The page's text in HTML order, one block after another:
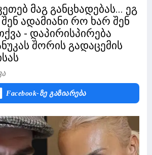
მაგ განცხადებას... ეგ
ადამიანი რო ხარ შენ
- დაპირისპირება
შორის გადაცემის
Facebook-Ზე Გაზიარება